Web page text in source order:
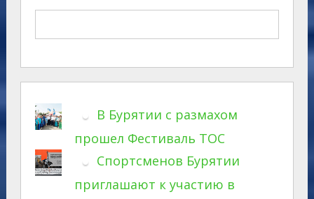
В Бурятии с размахом
прошел Фестиваль ТОС
Спортсменов Бурятии
приглашают к участию в